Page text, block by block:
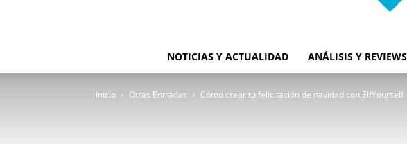
NOTICIAS Y ACTUALIDAD ANÁLISIS Y REVIEWS
Inicio Otras Entradas Cómo crear tu felicitación de navidad con ElfYourself